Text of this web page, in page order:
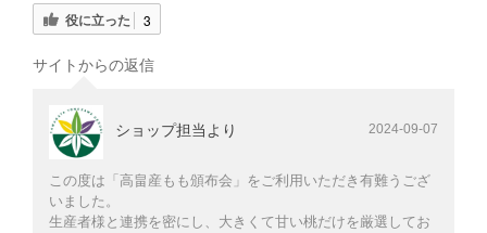
役に立った 3
サイトからの返信
ショップ担当より 2024-09-07
この度は「高畠産もも頒布会」をご利用いただき有難うござ
いました。
生産者様と連携を密にし、大きくて甘い桃だけを厳選してお